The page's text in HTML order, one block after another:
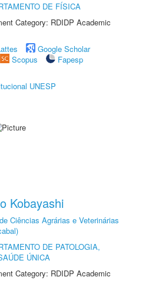
DE FÍSICA
Category: RDIDP Academic
Google Scholar
Scopus
Fapesp
UNESP
Kobayashi
Ciências Agrárias e Veterinárias
DE PATOLOGIA,
ÚNICA
Category: RDIDP Academic